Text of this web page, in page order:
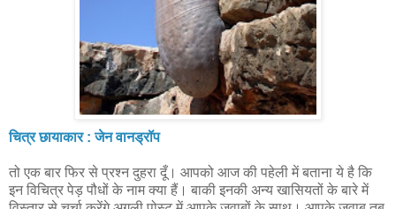
चित्र छायाकार : जेन वानड्रॉप
तो एक बार फिर से प्रश्न दुहरा दूँ। आपको आज की पहेली में बताना ये है कि
इन विचित्र पेड़ पौधों के नाम क्या हैं। बाकी इनकी अन्य खासियतों के बारे में